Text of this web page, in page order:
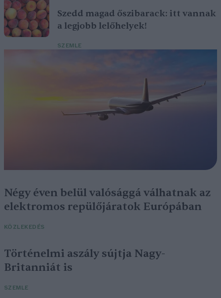
Szedd magad őszibarack: itt vannak
a legjobb lelőhelyek!
SZEMLE
Négy éven belül valósággá válhatnak az
elektromos repülőjáratok Európában
KÖZLEKEDÉS
Történelmi aszály sújtja Nagy-
Britanniát is
SZEMLE